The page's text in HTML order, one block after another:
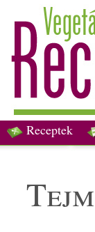
Receptek